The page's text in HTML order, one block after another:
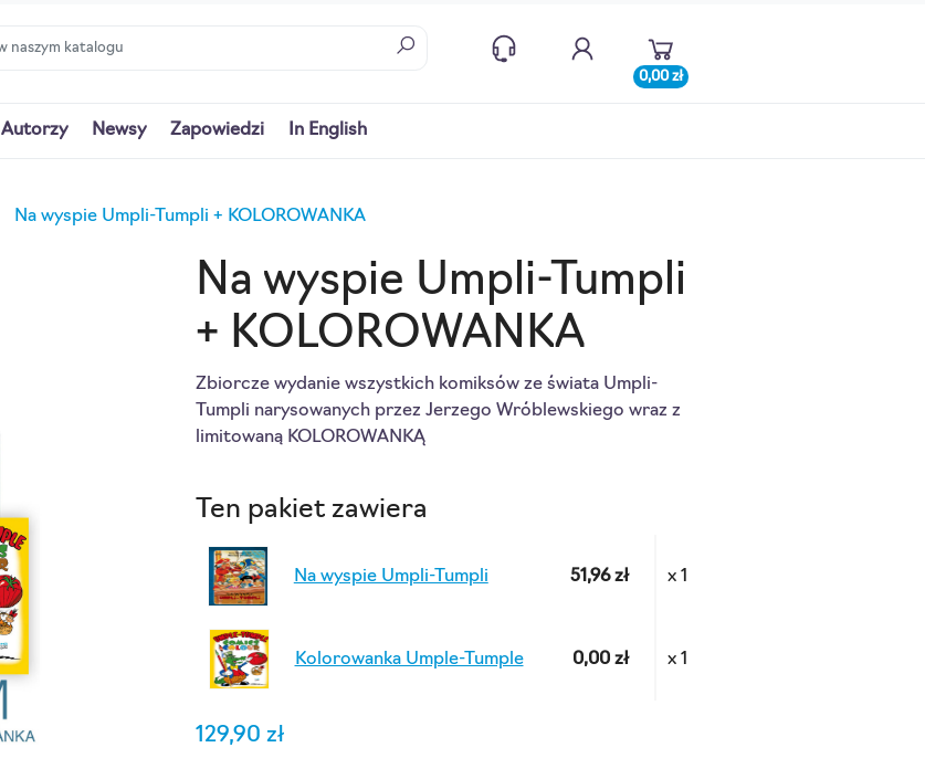
0,00 zł
Autorzy Newsy Zapowiedzi In English
Na wyspie Umpli-Tumpli + KOLOROWANKA
Na wyspie Umpli-Tumpli
+ KOLOROWANKA
Zbiorcze wydanie wszystkich komiksów ze świata Umpli-
Tumpli narysowanych przez Jerzego Wróblewskiego wraz z
limitowaną KOLOROWANKĄ
Ten pakiet zawiera
Na wyspie Umpli-Tumpli 51,96 zł x 1
Kolorowanka Umple-Tumple 0,00 zł x 1
129,90 zł